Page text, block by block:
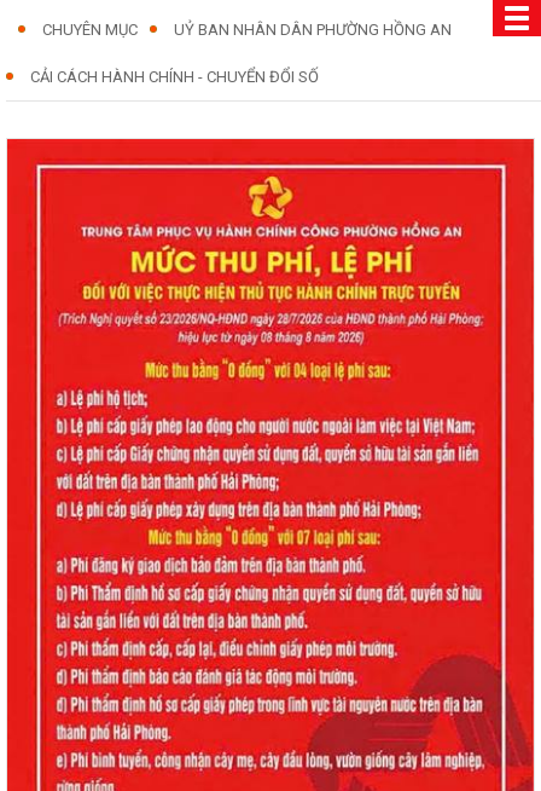
CHUYÊN MỤC UỶ BAN NHÂN DÂN PHƯỜNG HỒNG AN
CẢI CÁCH HÀNH CHÍNH - CHUYỂN ĐỔI SỐ